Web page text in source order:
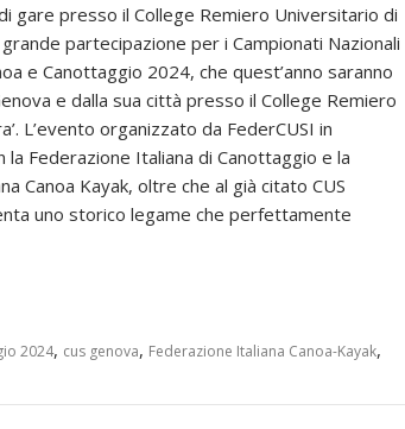
gare presso il College Remiero Universitario di
grande partecipazione per i Campionati Nazionali
e Canottaggio 2024, che quest’anno saranno
e dalla sua città presso il College Remiero
L’evento organizzato da FederCUSI in
la Federazione Italiana di Canottaggio e la
Canoa Kayak, oltre che al già citato CUS
uno storico legame che perfettamente
2024, cus genova, Federazione Italiana Canoa-Kayak,